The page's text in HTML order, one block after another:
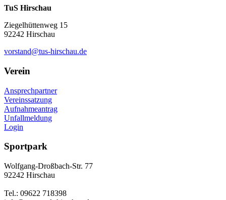
TuS Hirschau
Ziegelhüttenweg 15
92242 Hirschau
vorstand@tus-hirschau.de
Verein
Ansprechpartner
Vereinssatzung
Aufnahmeantrag
Unfallmeldung
Login
Sportpark
Wolfgang-Droßbach-Str. 77
92242 Hirschau
Tel.: 09622 718398